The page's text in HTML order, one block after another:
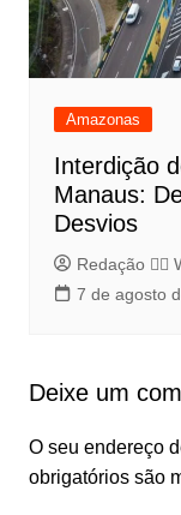
Amazonas
Interdição
Manaus:
Desvios
Redação 👨‍⚖️​
7 de agosto
Deixe um
O seu endereço
obrigatórios são